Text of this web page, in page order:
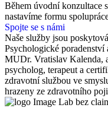
Během úvodní konzultace
nastavíme formu
Spojte se s námi
Naše služby jsou
Psychologické
MUDr. Vratislav Kalenda,
psycholog, terapeut a
zdravotní službou ve
hrazeny ze zdravotního